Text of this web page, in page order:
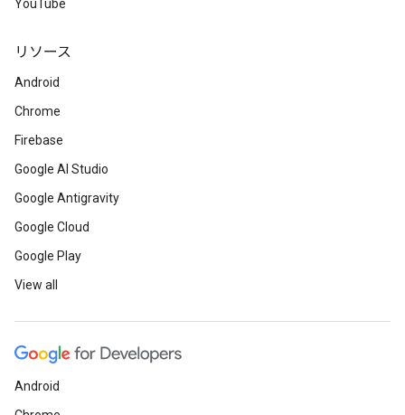
YouTube
リソース
Android
Chrome
Firebase
Google AI Studio
Google Antigravity
Google Cloud
Google Play
View all
Android